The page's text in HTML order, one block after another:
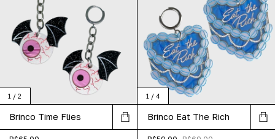
1 / 2
Brinco Time Flies
1 / 4
Brinco Eat The Rich